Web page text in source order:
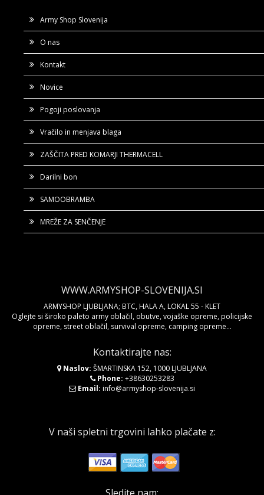
Army Shop Slovenija
O nas
Kontakt
Novice
Pogoji poslovanja
Vračilo in menjava blaga
ZAŠČITA PRED KOMARJI THERMACELL
Darilni bon
SAMOOBRAMBA
MREŽE ZA SENČENJE
WWW.ARMYSHOP-SLOVENIJA.SI
ARMYSHOP LJUBLJANA; BTC, HALA A, LOKAL 55 - KLET
Oglejte si široko paleto army oblačil, obutve, vojaške opreme, policijske
opreme, street oblačil, survival opreme, camping opreme...
Kontaktirajte nas:
Naslov: ŠMARTINSKA 152, 1000 LJUBLJANA
Phone: +38630253283
Email: info@armyshop-slovenija.si
V naši spletni trgovini lahko plačate z: